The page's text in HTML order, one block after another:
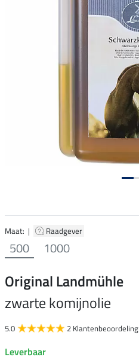
Maat: | Raadgever
500 1000
Original Landmühle
zwarte komijnolie
5.0 2 Klantenbeoordeling
Leverbaar